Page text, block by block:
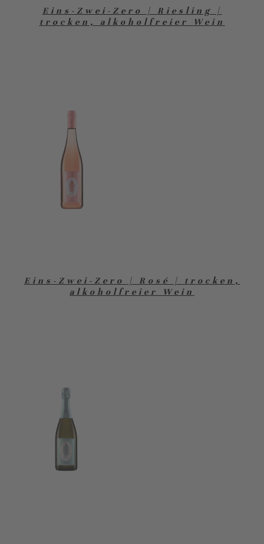
Eins-Zwei-Zero | Riesling |
trocken, alkoholfreier Wein
Eins-Zwei-Zero | Rosé | trocken,
alkoholfreier Wein